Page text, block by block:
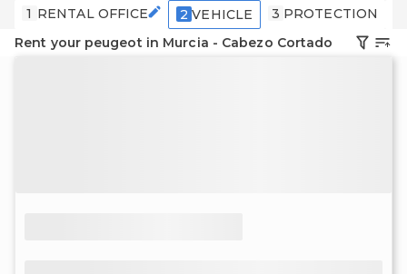
1 RENTAL OFFICE 2 VEHICLE 3 PROTECTION
Rent your peugeot in Murcia - Cabezo Cortado